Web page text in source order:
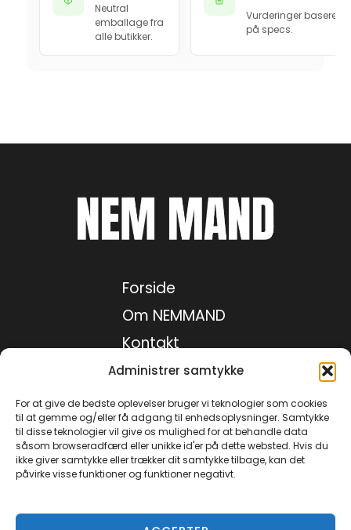
Administrer samtykke
For at give de bedste oplevelser bruger vi teknologier som cookies
til at gemme og/eller få adgang til enhedsoplysninger. Samtykke
til disse teknologier vil give os mulighed for at behandle data
såsom browseradfærd eller unikke id'er på dette websted. Hvis du
ikke giver samtykke eller trækker dit samtykke tilbage, kan det
påvirke visse funktioner og funktioner negativt.
Neutral
emballage fra
alle butikker.
Vurderinger baseret
på specs.
Forside
Om NEMMAND
Kontakt
Medie kit
Privatlivspolitik
Facebook
Instagram
TikTok
YouTube